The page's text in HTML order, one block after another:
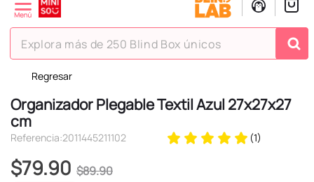
Explora más de 250 Blind Box únicos
Regresar
Organizador Plegable Textil Azul 27x27x27
cm
Referencia:2011445211102 (1)
$89.90
$79.90
TÉRMINOS MÁS BUSCADOS
1.
hello kitty
2 .
4.
osito cariñosito